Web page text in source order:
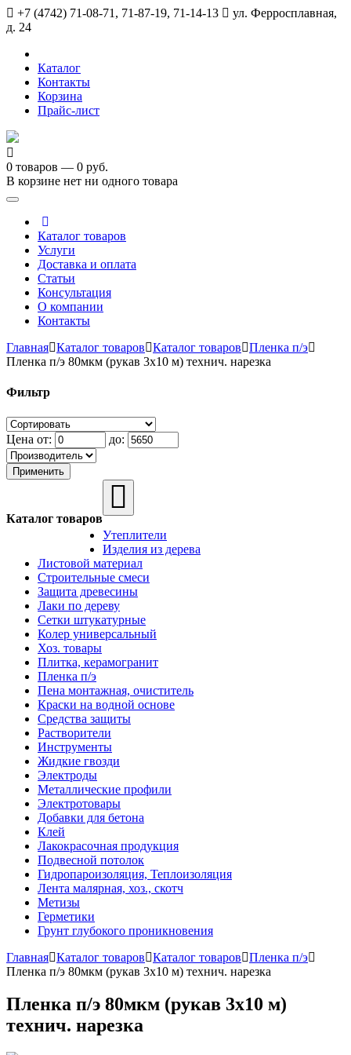
+7 (4742) 71-08-71, 71-87-19, 71-14-13
ул. Ферросплавная,
д. 24
Каталог
Контакты
Корзина
Прайс-лист
0 товаров — 0 руб.
В корзине нет ни одного товара
Toggle
navigation
Каталог товаров
Услуги
Доставка и оплата
Статьи
Консультация
О компании
Контакты
Главная Каталог товаров Каталог товаров
Пленка п/э
Пленка п/э 80мкм (рукав 3х10 м) технич. нарезка
Фильтр
Цена от: до:
Применить
Каталог товаров
Toggle
Утеплители
Изделия из дерева
Листовой материал
Строительные смеси
Защита древесины
Лаки по дереву
Сетки штукатурные
Колер универсальный
Хоз. товары
Плитка, керамогранит
Пленка п/э
Пена монтажная, очиститель
Краски на водной основе
Средства защиты
Растворители
Инструменты
Жидкие гвозди
Электроды
Металлические профили
Электротовары
Добавки для бетона
Клей
Лакокрасочная продукция
Подвесной потолок
Гидропароизоляция, Теплоизоляция
Лента малярная, хоз., скотч
Метизы
Герметики
Грунт глубокого проникновения
Главная Каталог товаров Каталог товаров
Пленка п/э
Пленка п/э 80мкм (рукав 3х10 м) технич. нарезка
Пленка п/э 80мкм (рукав 3х10 м)
технич. нарезка